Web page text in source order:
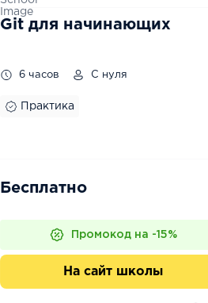
Git для начинающих
6 часов С нуля
Практика
Бесплатно
Промокод на -15%
На сайт школы